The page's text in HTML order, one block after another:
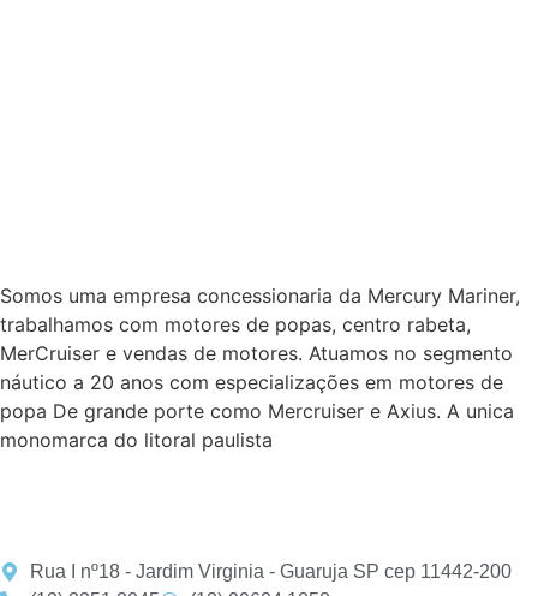
Somos uma empresa concessionaria da Mercury Mariner,
trabalhamos com motores de popas, centro rabeta,
MerCruiser e vendas de motores. Atuamos no segmento
náutico a 20 anos com especializações em motores de
popa De grande porte como Mercruiser e Axius. A unica
monomarca do litoral paulista
Rua I nº18 - Jardim Virginia - Guaruja SP cep 11442-200